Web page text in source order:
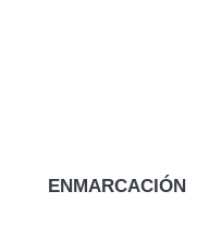
ENMARCACIÓN